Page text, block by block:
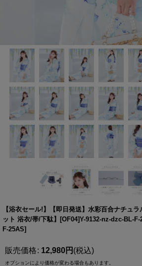
【浴衣セール!】【即日発送】水彩百合ナチュ
ット 浴衣/帯/下駄】[OF04]Y-9132-nz-dzc-BL-F-
F-25AS]
販売価格: 12,980円 (税込)
オプションにより価格が変わる場合もあります。